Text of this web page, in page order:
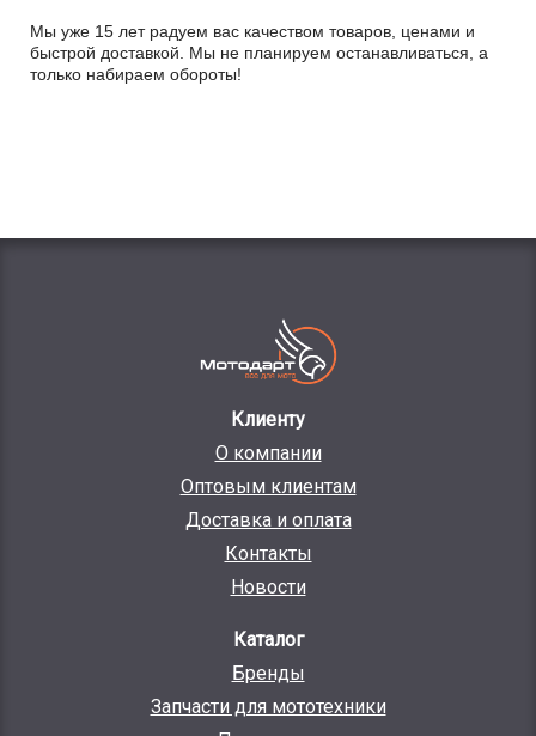
Мы уже 15 лет радуем вас качеством товаров, ценами и
быстрой доставкой. Мы не планируем останавливаться, а
только набираем обороты!
Клиенту
О компании
Оптовым клиентам
Доставка и оплата
Контакты
Новости
Каталог
Бренды
Запчасти для мототехники